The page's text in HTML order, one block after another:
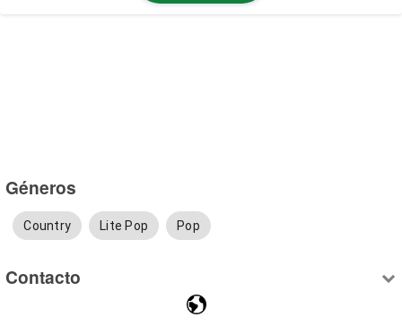
Géneros
Country Lite Pop Pop
Contacto